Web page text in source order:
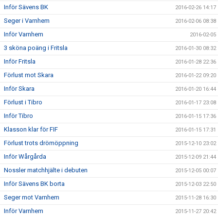
Inför Sävens BK 2016-02-26 14:17
Seger i Varnhem 2016-02-06 08:38
Inför Varnhem 2016-02-05
3 sköna poäng i Fritsla 2016-01-30 08:32
Inför Fritsla 2016-01-28 22:36
Förlust mot Skara 2016-01-22 09:20
Inför Skara 2016-01-20 16:44
Förlust i Tibro 2016-01-17 23:08
Inför Tibro 2016-01-15 17:36
Klasson klar för FIF 2016-01-15 17:31
Förlust trots drömöppning 2015-12-10 23:02
Inför Wårgårda 2015-12-09 21:44
Nossler matchhjälte i debuten 2015-12-05 00:07
Inför Sävens BK borta 2015-12-03 22:50
Seger mot Varnhem 2015-11-28 16:30
Inför Varnhem 2015-11-27 20:42